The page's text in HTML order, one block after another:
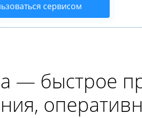
сервисом
— быстрое